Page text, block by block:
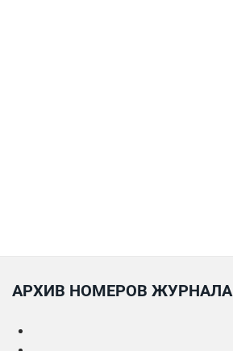
АРХИВ НОМЕРОВ ЖУРНАЛА